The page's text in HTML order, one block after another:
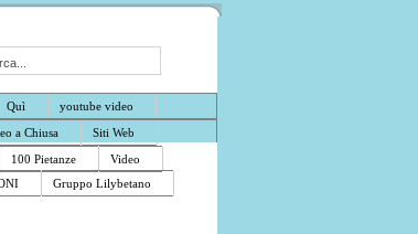
Quì
youtube video
a Chiusa
Siti Web
100 Pietanze
Video
Gruppo Lilybetano